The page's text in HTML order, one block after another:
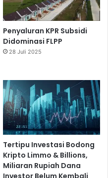
Penyaluran KPR Subsidi
Didominasi FLPP
28 Juli 2025
Tertipu Investasi Bodong
Kripto Limmo & Billions,
Miliaran Rupiah Dana
Investor Belum Kembali